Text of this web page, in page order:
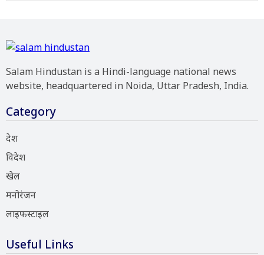
Salam Hindustan is a Hindi-language national news
website, headquartered in Noida, Uttar Pradesh, India.
Category
देश
विदेश
खेल
मनोरंजन
लाइफस्टाइल
Useful Links